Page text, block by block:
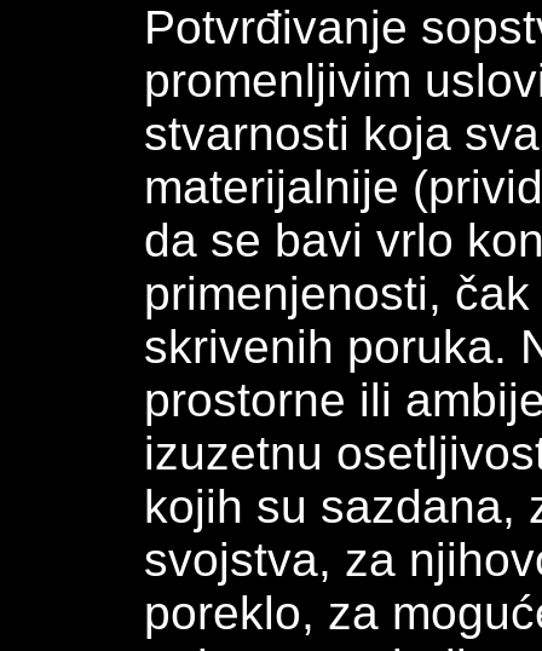
Potvrđivanje
promenljivim
stvarnosti koja
materijalnije
da se bavi vrlo
primenjenosti,
skrivenih poruka.
prostorne ili
izuzetnu
kojih su sazdana,
svojstva, za
poreklo, za